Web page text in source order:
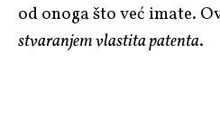
od onoga što već imate.
stvaranjem vlastita patenta.